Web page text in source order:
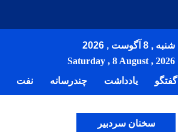
شنبه , 8 آگوست , 2026
Saturday , 8 August , 2026
گفتگو یادداشت چندرسانه نفت
سخنان سردبیر